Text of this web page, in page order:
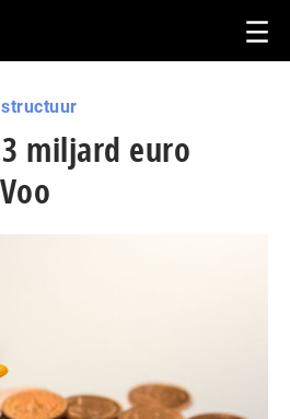
miljard euro